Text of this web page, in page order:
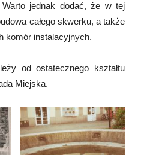
jednak dodać, że w tej
całego skwerku, a także
komór instalacyjnych.
od ostatecznego kształtu
Miejska.